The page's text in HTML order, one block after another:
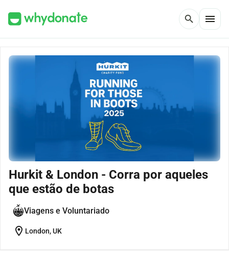
search menu
Hurkit & London - Corra por aqueles
que estão de botas
Viagens e Voluntariado
location_on London, UK